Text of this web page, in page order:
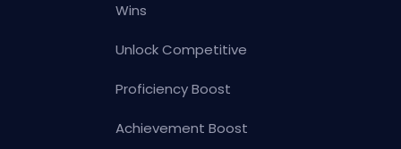
Wins
Unlock Competitive
Proficiency Boost
Achievement Boost